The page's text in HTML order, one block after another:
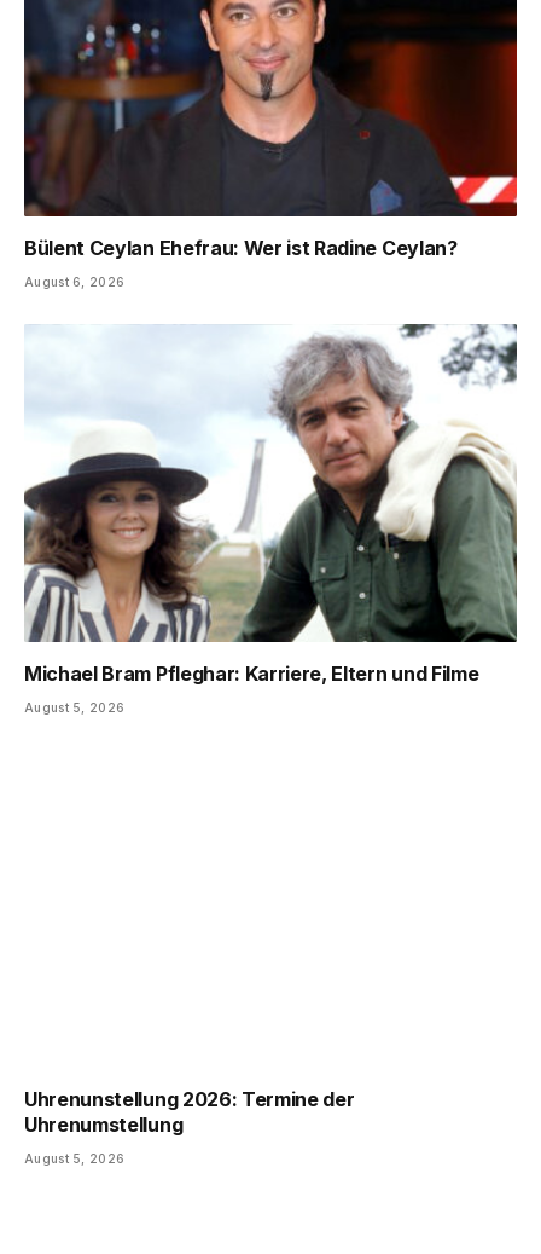
Bülent Ceylan Ehefrau: Wer ist Radine Ceylan?
August 6, 2026
Michael Bram Pfleghar: Karriere, Eltern und Filme
August 5, 2026
Uhrenunstellung 2026: Termine der
Uhrenumstellung
August 5, 2026